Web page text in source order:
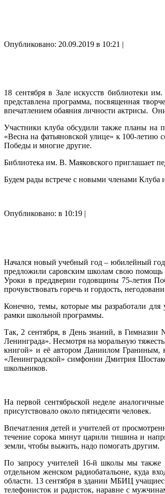
Опубликовано: 20.09.2019 в 10:21 |
18 сентября в Зале искусств библиотеки
представлена программа, посвященная
впечатлением обаяния личности актрисы.
Участники клуба обсудили также планы на
«Весна на фатьяновской улице» к 100-летию
Победы и многие другие.
Библиотека им. В. Маяковского приглашает
Будем рады встрече с новыми членами Клуба
Опубликовано: в 10:19 |
Начался новый учебный год – юбилейный
предложили саровским школам свою помощь
Уроки в преддверии годовщины 75-летия
прочувствовать горечь и гордость,
Конечно, темы, которые мы разработали
рамки школьной программы.
Так, 2 сентября, в День знаний, в Гимназии
Ленинграда». Несмотря на моральную
книгой» и её автором Даниилом Граниным,
«Ленинградской» симфонии Дмитрия
школьников.
На первой сентябрьской неделе
присутствовало около пятидесяти человек.
Впечатления детей и учителей от
течение сорока минут царили тишина и
земли, чтобы выжить, надо помогать другим.
По запросу учителей 16-й школы мы также
отдельном женском радиобатальоне, куда
области. 13 сентября в здании МБИЦ
телефонисток и радисток, наравне с